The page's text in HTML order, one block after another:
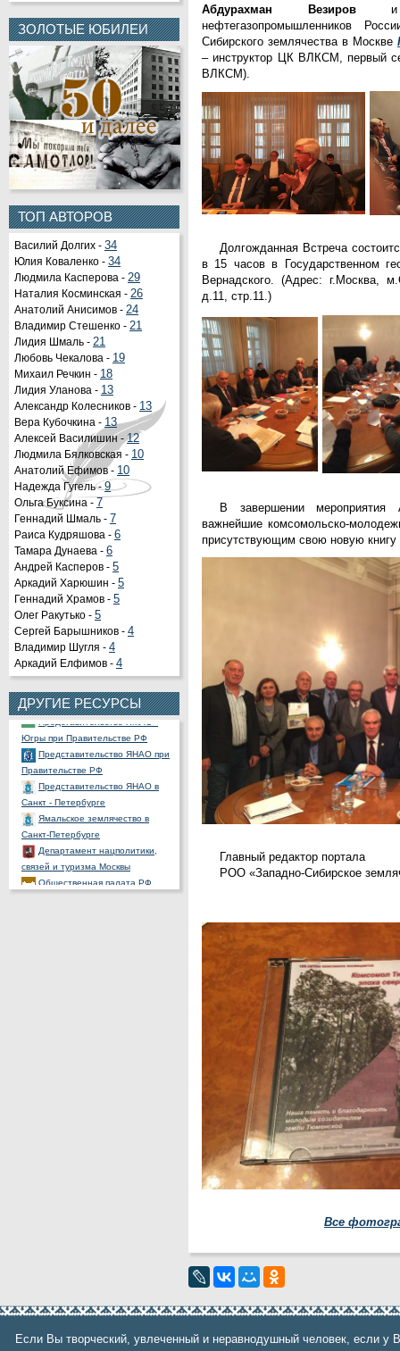
ЗОЛОТЫЕ ЮБИЛЕИ
ТОП АВТОРОВ
Василий Долгих - 34
Юлия Коваленко - 34
Людмила Касперова - 29
Наталия Косминская - 26
Анатолий Анисимов - 24
Владимир Стешенко - 21
Лидия Шмаль - 21
Любовь Чекалова - 19
Михаил Речкин - 18
Лидия Уланова - 13
Александр Колесников - 13
Вера Кубочкина - 13
Алексей Василишин -12
Людмила Бялковская - 10
Анатолий Ефимов - 10
Надежда Гугель -9
Ольга Буксина - 7
Геннадий Шмаль - 7
Раиса Кудряшова - 6
Тамара Дунаева - 6
Андрей Касперов - 5
Аркадий Харюшин - 5
Геннадий Храмов - 5
Олег Ракутько - 5
Сергей Барышников - 4
Владимир Шугля - 4
Аркадий Елфимов - 4
ДРУГИЕ РЕСУРСЫ
Органы государственной
власти РФ
Портал государственных и
муниципальных услуг
Официальный портал
правовой информации
Представительство ХМАО -
Югры при Правительстве РФ
Представительство ЯНАО при
Правительстве РФ
Представительство ЯНАО в
Санкт - Петербурге
Ямальское землячество в
Санкт-Петербурге
Департамент нацполитики,
связей и туризма Москвы
Общественная палата РФ
Ассоциация полярников
Абдурахман Везирови
нефтегазопромышленников
Сибирского землячества в Москве
– инструктор ЦК ВЛКСМ, первый
ВЛКСМ).
Долгожданная Встреча
в 15 часов в Государственном
Вернадского. (Адрес: г.Москва,
д.11, стр.11.)
В завершении мероприятия
важнейшие комсомольско-
присутствующим свою новую
Главный редактор портала
РОО «Западно-Сибирское
Все
Если Вы творческий, увлеченный и неравнодушный человек, если у